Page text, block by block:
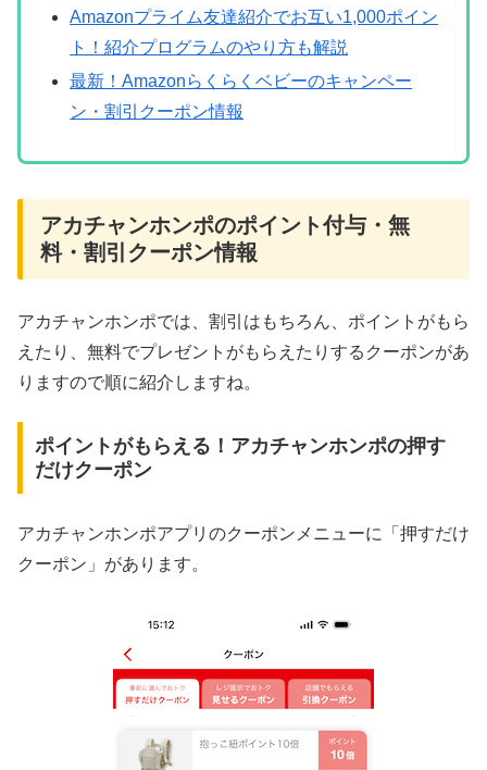
Amazonプライム友達紹介でお互い1,000ポイン
ト！紹介プログラムのやり方も解説
最新！Amazonらくらくベビーのキャンペー
ン・割引クーポン情報
アカチャンホンポのポイント付与・無
料・割引クーポン情報
アカチャンホンポでは、割引はもちろん、ポイントがもら
えたり、無料でプレゼントがもらえたりするクーポンがあ
りますので順に紹介しますね。
ポイントがもらえる！アカチャンホンポの押す
だけクーポン
アカチャンホンポアプリのクーポンメニューに「押すだけ
クーポン」があります。